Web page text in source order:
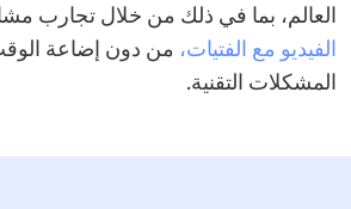
العالم، بما في ذلك من خلال تجارب
الفيديو مع الفتيات، من دون إضاعة
المشكلات التقنية.